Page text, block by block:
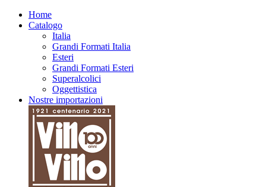
Home
Catalogo
Italia
Grandi Formati Italia
Esteri
Grandi Formati Esteri
Superalcolici
Oggettistica
Nostre importazioni